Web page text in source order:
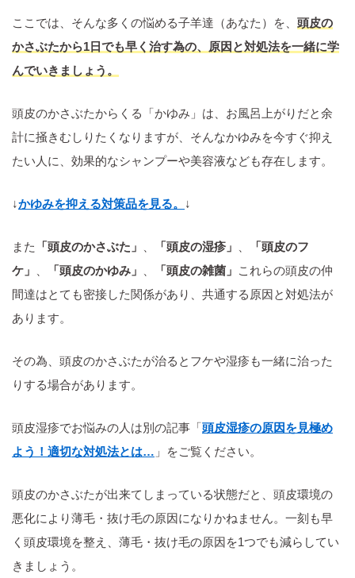
ここでは、そんな多くの悩める子羊達（あなた）を、 頭皮の
かさぶたから1日でも早く治す為の、原因と対処法を一緒に学
んでいきましょう。
頭皮のかさぶたからくる「かゆみ」は、お風呂上がりだと余
計に掻きむしりたくなりますが、そんなかゆみを今すぐ抑え
たい人に、効果的なシャンプーや美容液なども存在します。
↓かゆみを抑える対策品を見る。 ↓
また 「頭皮のかさぶた」 「頭皮の湿疹」
「頭皮のフ
ケ」
「頭皮のかゆみ」 「頭皮の雑菌」 これらの頭皮の仲
間達はとても密接した関係があり、共通する原因と対処法が
あります。
その為、頭皮のかさぶたが治るとフケや湿疹も一緒に治った
りする場合があります。
頭皮湿疹でお悩みの人は別の記事「頭皮湿疹の原因を見極め
よう！適切な対処法とは… 」をご覧ください。
頭皮のかさぶたが出来てしまっている状態だと、頭皮環境の
悪化により薄毛・抜け毛の原因になりかねません。一刻も早
く頭皮環境を整え、薄毛・抜け毛の原因を1つでも減らしてい
きましょう。